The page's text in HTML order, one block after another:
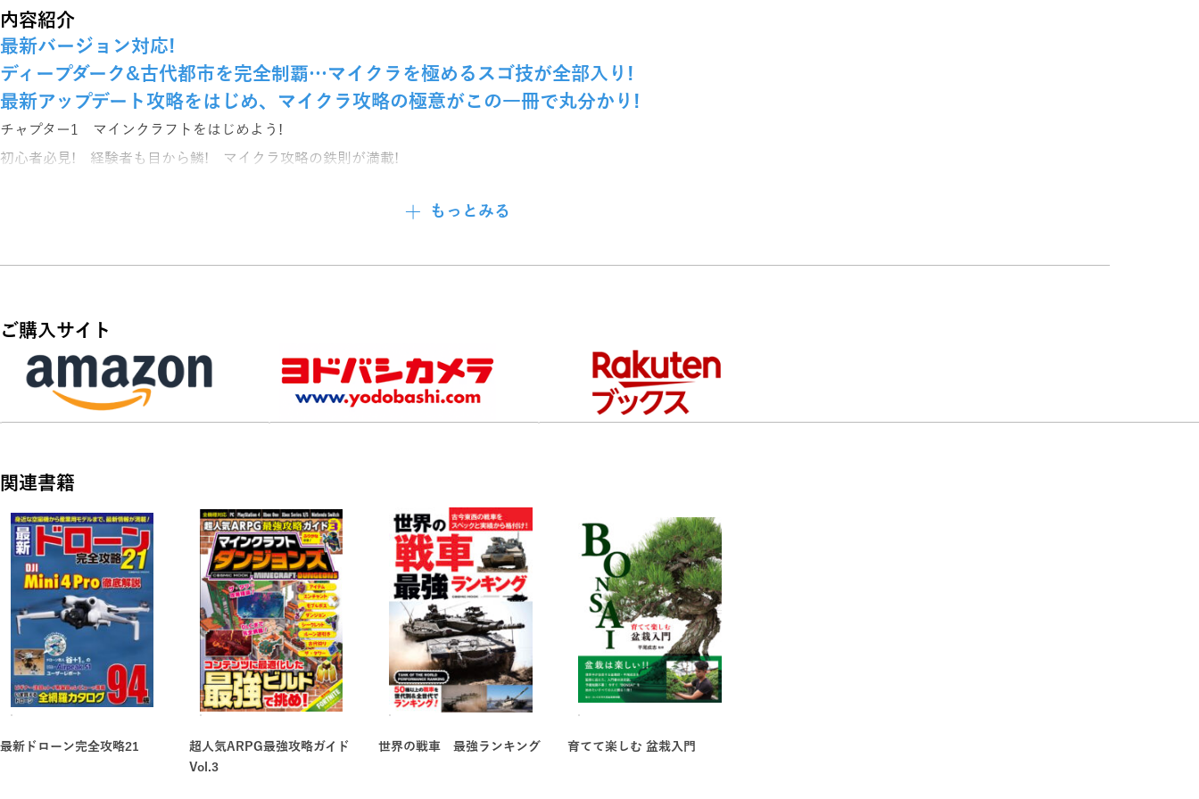
内容紹介
最新バージョン対応!
ディープダーク&古代都市を完全制覇…マイクラを極めるスゴ技が全部入り!
最新アップデート攻略をはじめ、マイクラ攻略の極意がこの一冊で丸分かり!
チャプター1 マインクラフトをはじめよう!
初心者必見! 経験者も目から鱗! マイクラ攻略の鉄則が満載!
チャプター3 生活に役立つ様々な装置組み立て術
マイクラといえば、レッドストーンを利用した自動装置。
新ブロックを使った装置の作り方など、最新の建築方法を詳しい手順で解説!
チャプター4 チートコマンドで遊ぼう
マインクラフトの世界を自由自在に構築してみよう!
チャプター5 お役立ちデータ集9
建築ブロックを始めとするアイテムとそのカラーバリエーション、
動物・モンスター、ポーションレシピなどの最新データを一挙掲載!
もっとみる
ご購入サイト
関連書籍
最新ドローン完全攻略21
超人気ARPG最強攻略ガイド
Vol.3
世界の戦車 最強ランキング 育てて楽しむ 盆栽入門